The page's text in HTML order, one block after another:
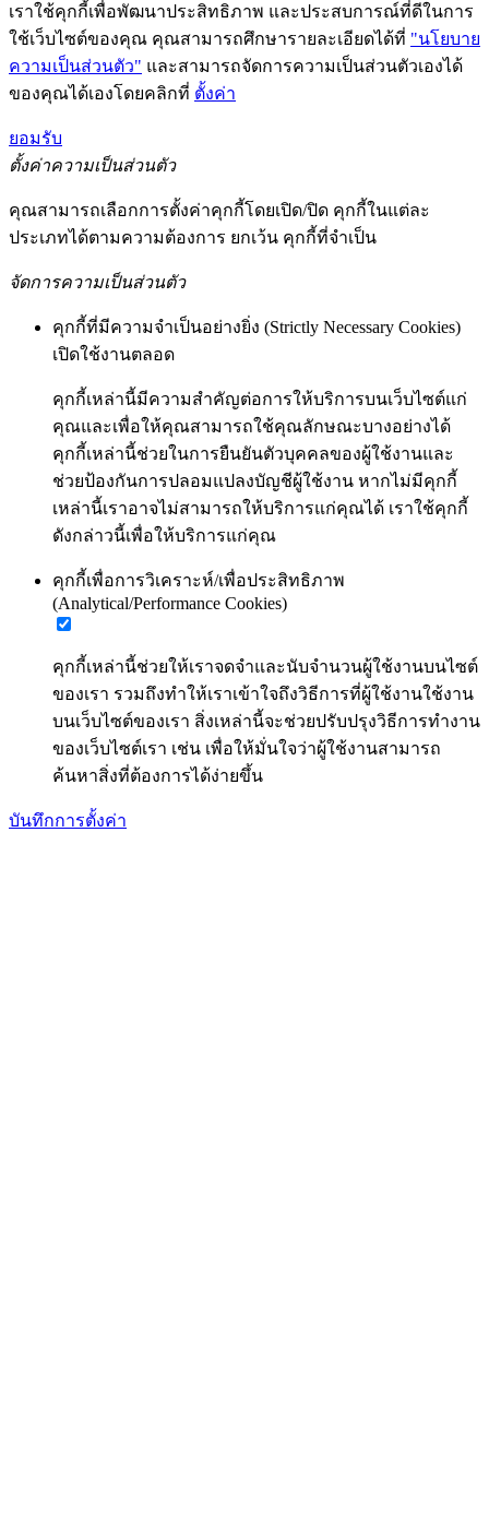
เราใช้คุกกี้เพื่อพัฒนาประสิทธิภาพ และประสบการณ์ที่ดีในการ
ใช้เว็บไซต์ของคุณ คุณสามารถศึกษารายละเอียดได้ที่ "นโยบาย
ความเป็นส่วนตัว" และสามารถจัดการความเป็นส่วนตัวเองได้
ของคุณได้เองโดยคลิกที่ ตั้งค่า
ยอมรับ
ตั้งค่าความเป็นส่วนตัว
คุณสามารถเลือกการตั้งค่าคุกกี้โดยเปิด/ปิด คุกกี้ในแต่ละ
ประเภทได้ตามความต้องการ ยกเว้น คุกกี้ที่จำเป็น
จัดการความเป็นส่วนตัว
คุกกี้ที่มีความจำเป็นอย่างยิ่ง (Strictly Necessary Cookies)
เปิดใช้งานตลอด
คุกกี้เหล่านี้มีความสำคัญต่อการให้บริการบนเว็บไซต์แก่
คุณและเพื่อให้คุณสามารถใช้คุณลักษณะบางอย่างได้
คุกกี้เหล่านี้ช่วยในการยืนยันตัวบุคคลของผู้ใช้งานและ
ช่วยป้องกันการปลอมแปลงบัญชีผู้ใช้งาน หากไม่มีคุกกี้
เหล่านี้เราอาจไม่สามารถให้บริการแก่คุณได้ เราใช้คุกกี้
ดังกล่าวนี้เพื่อให้บริการแก่คุณ
คุกกี้เพื่อการวิเคราะห์/เพื่อประสิทธิภาพ
(Analytical/Performance Cookies)
คุกกี้เหล่านี้ช่วยให้เราจดจำและนับจำนวนผู้ใช้งานบนไซต์
ของเรา รวมถึงทำให้เราเข้าใจถึงวิธีการที่ผู้ใช้งานใช้งาน
บนเว็บไซต์ของเรา สิ่งเหล่านี้จะช่วยปรับปรุงวิธีการทำงาน
ของเว็บไซต์เรา เช่น เพื่อให้มั่นใจว่าผู้ใช้งานสามารถ
ค้นหาสิ่งที่ต้องการได้ง่ายขึ้น
บันทึกการตั้งค่า